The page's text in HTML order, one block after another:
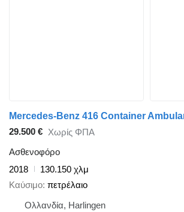
Mercedes-Benz 416 Container
29.500 € Χωρίς ΦΠΑ
Ασθενοφόρο
2018
130.150 χλμ
Καύσιμο πετρέλαιο
Ολλανδία, Harlingen